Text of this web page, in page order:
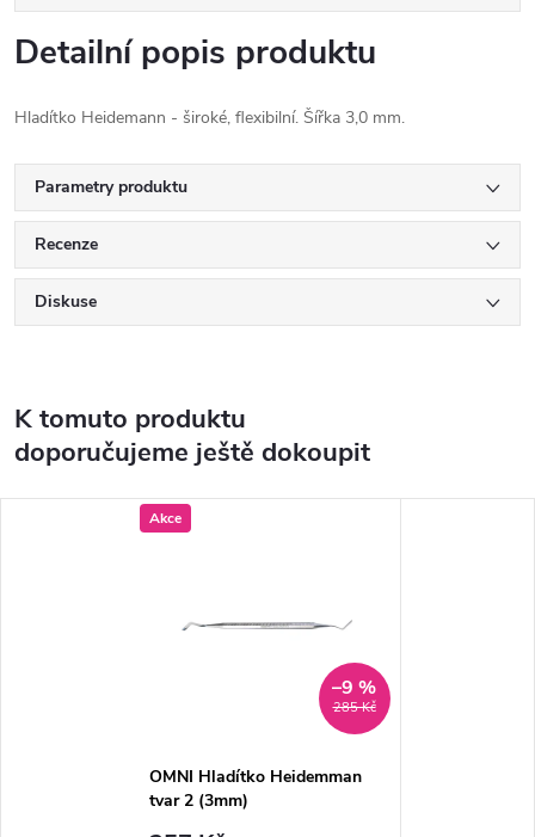
Detailní popis produktu
Hladítko Heidemann - široké, flexibilní. Šířka 3,0 mm.
Parametry produktu
Recenze
Diskuse
K tomuto produktu
doporučujeme ještě dokoupit
Akce
285 Kč
–9 %
OMNI Hladítko Heidemman
tvar 2 (3mm)